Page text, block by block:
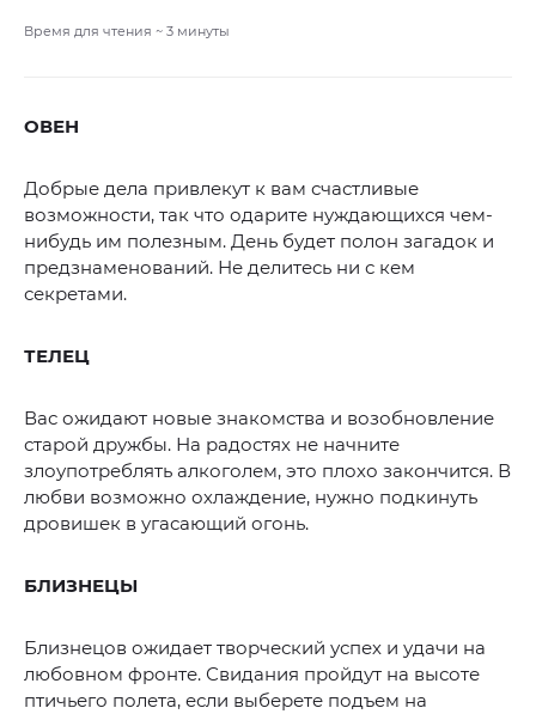
Время для чтения ~ 3 минуты
ОВЕН
Добрые дела привлекут к вам счастливые
возможности, так что одарите нуждающихся чем-
нибудь им полезным. День будет полон загадок и
предзнаменований. Не делитесь ни с кем
секретами.
ТЕЛЕЦ
Вас ожидают новые знакомства и возобновление
старой дружбы. На радостях не начните
злоупотреблять алкоголем, это плохо закончится. В
любви возможно охлаждение, нужно подкинуть
дровишек в угасающий огонь.
БЛИЗНЕЦЫ
Близнецов ожидает творческий успех и удачи на
любовном фронте. Свидания пройдут на высоте
птичьего полета, если выберете подъем на